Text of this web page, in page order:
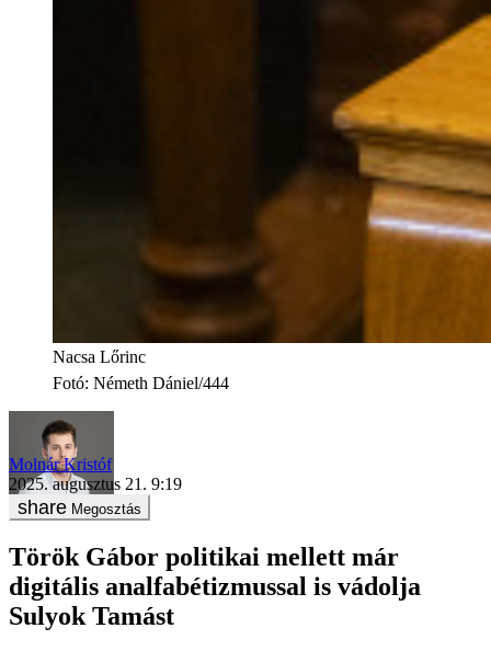
Nacsa Lőrinc
Fotó: Németh Dániel/444
Molnár Kristóf
2025. augusztus 21. 9:19
Megosztás
Török Gábor politikai mellett már
digitális analfabétizmussal is vádolja
Sulyok Tamást